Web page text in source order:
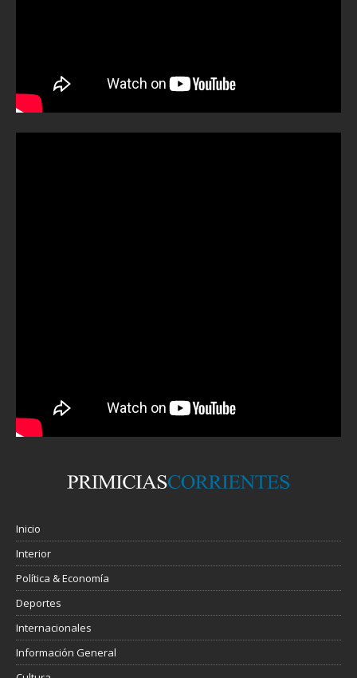
Inicio
Interior
Política & Economía
Deportes
Internacionales
Información General